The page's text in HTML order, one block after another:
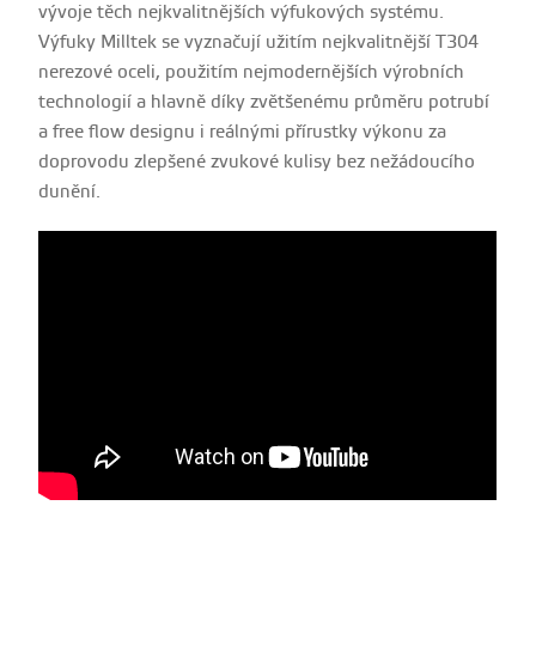
vývoje těch nejkvalitnějších výfukových systému.
Výfuky Milltek se vyznačují užitím nejkvalitnější T304
nerezové oceli, použitím nejmodernějších výrobních
technologií a hlavně díky zvětšenému průměru potrubí
a free flow designu i reálnými přírustky výkonu za
doprovodu zlepšené zvukové kulisy bez nežádoucího
dunění.